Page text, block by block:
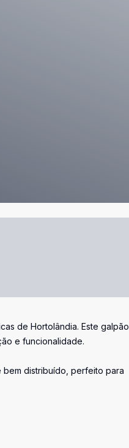
de Hortolândia. Este galpão
e funcionalidade.
bem distribuído, perfeito para